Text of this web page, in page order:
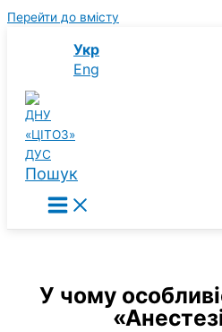
Перейти до вмісту
Укр
Eng
Пошук
У чому